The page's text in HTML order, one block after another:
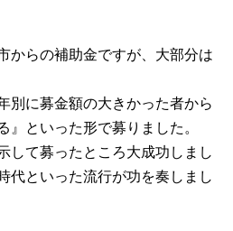
からの補助金ですが、大部分は
別に募金額の大きかった者から
』といった形で募りました。
して募ったところ大成功しまし
代といった流行が功を奏しまし